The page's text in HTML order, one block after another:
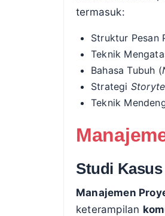
termasuk:
Struktur Pesan
Teknik
Bahasa Tubuh (
Strategi
Teknik
Studi
Manajemen
keterampilan